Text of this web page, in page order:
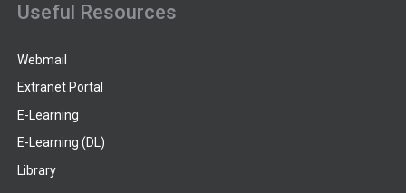
Useful Resources
Webmail
Extranet Portal
E-Learning
E-Learning (DL)
Library